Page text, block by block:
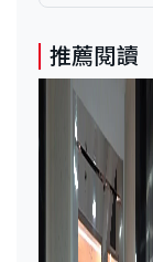
推薦閱讀